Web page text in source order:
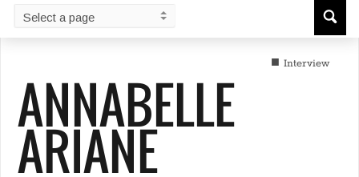
■ Interview
ANNABELLE
ARIANE